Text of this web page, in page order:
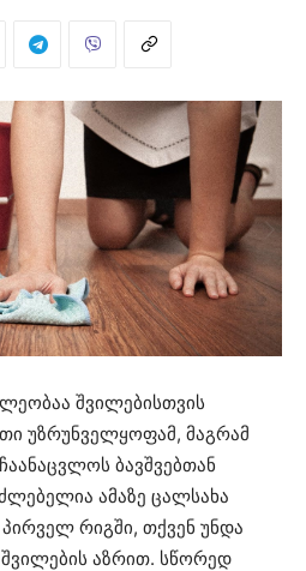
შვილებისთვის
უზრუნველყოფამ, მაგრამ
ბავშვებთან
ამაზე ცალსახა
პირველ რიგში, თქვენ უნდა
აზრით. სწორედ